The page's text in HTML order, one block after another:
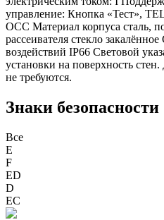
управление: Кнопка «Тест»,
OCC Материал корпуса сталь,
рассеивателя стекло
воздействий IP66 Световой
установки на поверхность
не требуются.
Знаки безопасности
Все
E
F
ED
D
ЕС